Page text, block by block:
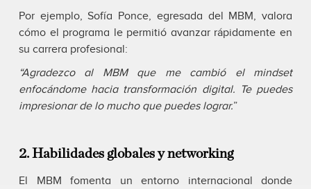
Por ejemplo, Sofía Ponce, egresada del MBM, valora
cómo el programa le permitió avanzar rápidamente en
su carrera profesional:
“Agradezco al MBM que me cambió el mindset
enfocándome hacia transformación digital. Te puedes
impresionar de lo mucho que puedes lograr.”
2. Habilidades globales y networking
El MBM fomenta un entorno internacional donde